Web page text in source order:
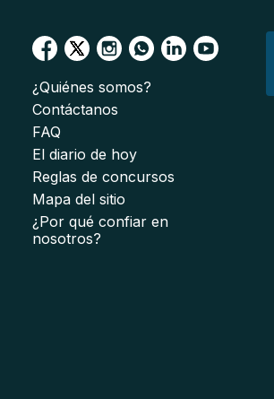
¿Quiénes somos?
Contáctanos
FAQ
El diario de hoy
Reglas de concursos
Mapa del sitio
¿Por qué confiar en
nosotros?